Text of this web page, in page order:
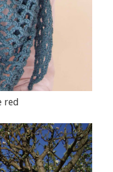
red